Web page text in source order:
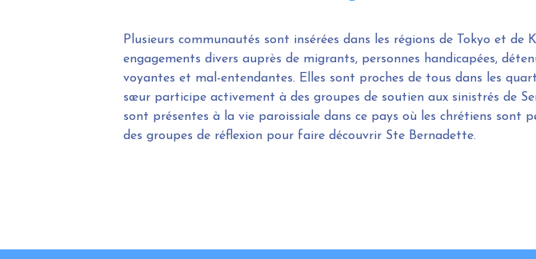
Plusieurs communautés sont insérées dans les régions de Tokyo et de
engagements divers auprès de migrants, personnes handicapées,
voyantes et mal-entendantes. Elles sont proches de tous dans les
sœur participe activement à des groupes de soutien aux sinistrés de
sont présentes à la vie paroissiale dans ce pays où les chrétiens sont
des groupes de réflexion pour faire découvrir Ste Bernadette.